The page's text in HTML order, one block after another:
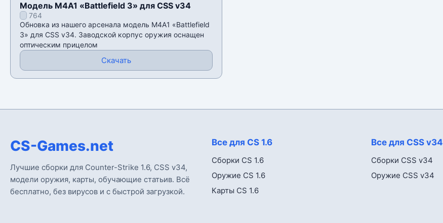
Модель M4A1 «Battlefield 3» для CSS v34
764
Обновка из нашего арсенала модель M4A1 «Battlefield
3» для CSS v34. Заводской корпус оружия оснащен
оптическим прицелом
Скачать
CS-Games.net
Лучшие сборки для Counter-Strike 1.6, CSS v34,
модели оружия, карты, обучающие статьив. Всё
бесплатно, без вирусов и с быстрой загрузкой.
Все для CS 1.6
Сборки CS 1.6
Оружие CS 1.6
Карты CS 1.6
Все для CSS v34
Сборки CSS v34
Оружие CSS v34